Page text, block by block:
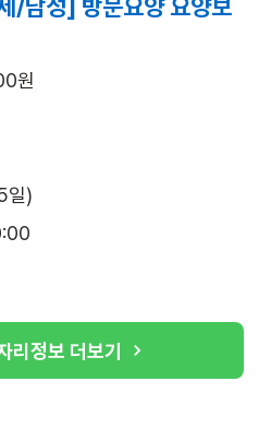
/남성] 방문요양 요양보
원
일)
리정보 더보기